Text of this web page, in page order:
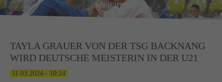
BERICHTE
TAYLA GRAUER VON DER TSG BACKNANG
WIRD DEUTSCHE MEISTERIN IN DER U21
11.03.2024 - 10:24